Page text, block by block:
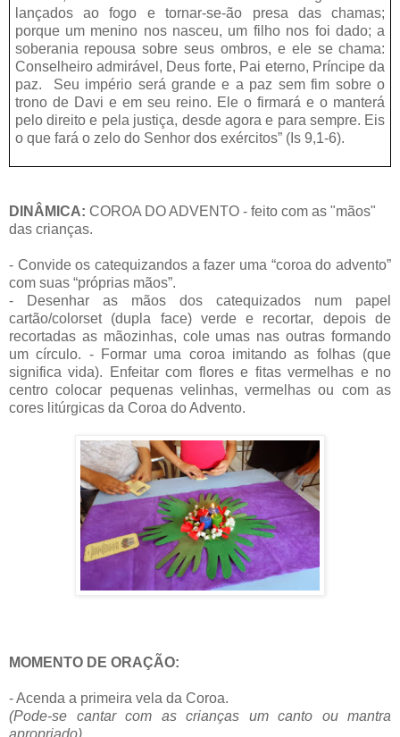
lançados ao fogo e tornar-se-ão presa das chamas;
porque um menino nos nasceu, um filho nos foi dado; a
soberania repousa sobre seus ombros, e ele se chama:
Conselheiro admirável, Deus forte, Pai eterno, Príncipe da
paz. Seu império será grande e a paz sem fim sobre o
trono de Davi e em seu reino. Ele o firmará e o manterá
pelo direito e pela justiça, desde agora e para sempre. Eis
o que fará o zelo do Senhor dos exércitos” (Is 9,1-6).
DINÂMICA: COROA DO ADVENTO - feito com as "mãos"
das crianças.
- Convide os catequizandos a fazer uma “coroa do advento”
com suas “próprias mãos”.
- Desenhar as mãos dos catequizados num papel
cartão/colorset (dupla face) verde e recortar, depois de
recortadas as mãozinhas, cole umas nas outras formando
um círculo. - Formar uma coroa imitando as folhas (que
significa vida). Enfeitar com flores e fitas vermelhas e no
centro colocar pequenas velinhas, vermelhas ou com as
cores litúrgicas da Coroa do Advento.
MOMENTO DE ORAÇÃO:
- Acenda a primeira vela da Coroa.
(Pode-se cantar com as crianças um canto ou mantra